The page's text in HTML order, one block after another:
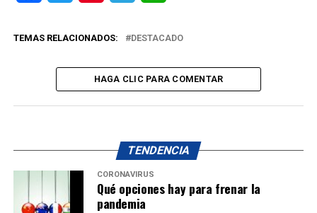
TEMAS RELACIONADOS: DESTACADO
HAGA CLIC PARA COMENTAR
TENDENCIA
CORONAVIRUS
Qué opciones hay para frenar la
pandemia